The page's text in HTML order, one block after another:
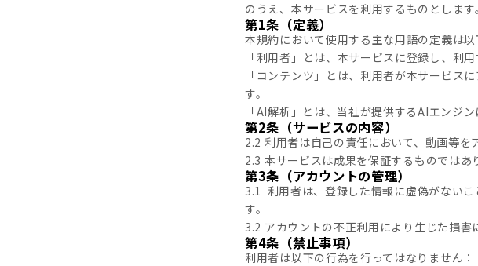
のうえ、本サービスを利用するものとします。
第1条（定義）
本規約において使用する主な用語の定義は以
「利用者」とは、本サービスに登録し、利
「コンテンツ」とは、利用者が本サービス
す。
「AI解析」とは、当社が提供するAIエンジ
第2条（サービスの内容）
2.2 利用者は自己の責任において、動画等を
2.3 本サービスは成果を保証するものではあ
第3条（アカウントの管理）
3.1 利用者は、登録した情報に虚偽がない
す。
3.2 アカウントの不正利用により生じた損害
第4条（禁止事項）
利用者は以下の行為を行ってはなりません：